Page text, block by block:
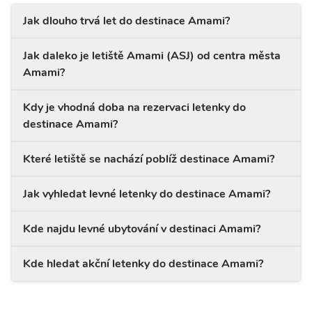
Jak dlouho trvá let do destinace Amami?
Jak daleko je letiště Amami (ASJ) od centra města
Amami?
Kdy je vhodná doba na rezervaci letenky do
destinace Amami?
Které letiště se nachází poblíž destinace Amami?
Jak vyhledat levné letenky do destinace Amami?
Kde najdu levné ubytování v destinaci Amami?
Kde hledat akční letenky do destinace Amami?